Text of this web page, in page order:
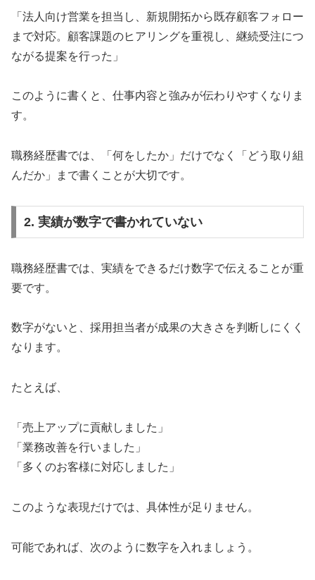
「法人向け営業を担当し、新規開拓から既存顧客フォロー
まで対応。顧客課題のヒアリングを重視し、継続受注につ
ながる提案を行った」
このように書くと、仕事内容と強みが伝わりやすくなりま
す。
職務経歴書では、「何をしたか」だけでなく「どう取り組
んだか」まで書くことが大切です。
2. 実績が数字で書かれていない
職務経歴書では、実績をできるだけ数字で伝えることが重
要です。
数字がないと、採用担当者が成果の大きさを判断しにくく
なります。
たとえば、
「売上アップに貢献しました」
「業務改善を行いました」
「多くのお客様に対応しました」
このような表現だけでは、具体性が足りません。
可能であれば、次のように数字を入れましょう。